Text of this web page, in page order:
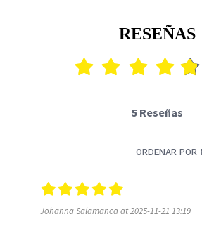
RESEÑAS
5 Reseñas
ORDENAR POR
Johanna Salamanca at 2025-11-21 13:19